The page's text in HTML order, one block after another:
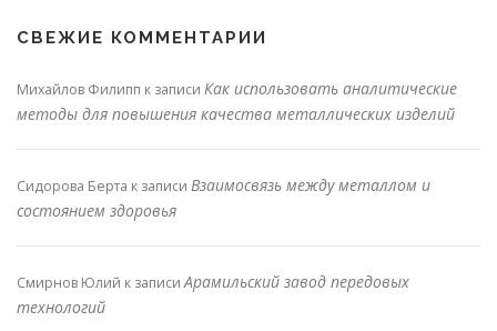
СВЕЖИЕ КОММЕНТАРИИ
Михайлов Филипп к записи Как использовать аналитические
методы для повышения качества металлических изделий
Сидорова Берта к записи Взаимосвязь между металлом и
состоянием здоровья
Смирнов Юлий к записиАрамильский завод передовых
технологий